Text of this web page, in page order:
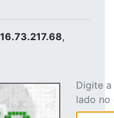
,
Digite
lado no